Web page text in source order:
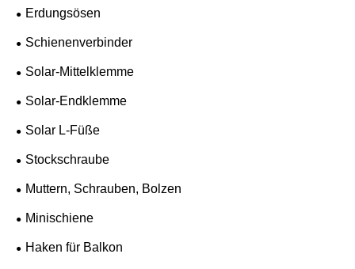
Erdungsösen
Schienenverbinder
Solar-Mittelklemme
Solar-Endklemme
Solar L-Füße
Stockschraube
Muttern, Schrauben, Bolzen
Minischiene
Haken für Balkon